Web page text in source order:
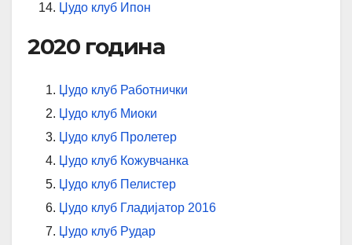
Џудо клуб Ипон
2020 година
Џудо клуб Работнички
Џудо клуб Миоки
Џудо клуб Пролетер
Џудо клуб Кожувчанка
Џудо клуб Пелистер
Џудо клуб Гладијатор 2016
Џудо клуб Рудар